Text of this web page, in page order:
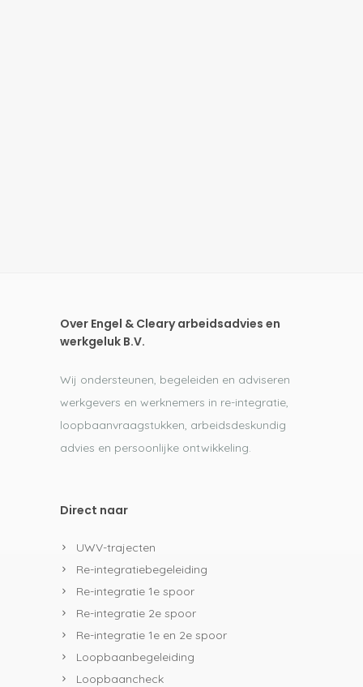
Over Engel & Cleary arbeidsadvies en
werkgeluk B.V.
Wij ondersteunen, begeleiden en adviseren
werkgevers en werknemers in re-integratie,
loopbaanvraagstukken, arbeidsdeskundig
advies en persoonlijke ontwikkeling.
Direct naar
UWV-trajecten
Re-integratiebegeleiding
Re-integratie 1e spoor
Re-integratie 2e spoor
Re-integratie 1e en 2e spoor
Loopbaanbegeleiding
Loopbaancheck